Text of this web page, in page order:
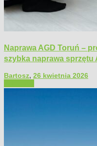
Naprawa AGD Toruń –
szybka naprawa sprzętu
Bartosz, 26 kwietnia 2026